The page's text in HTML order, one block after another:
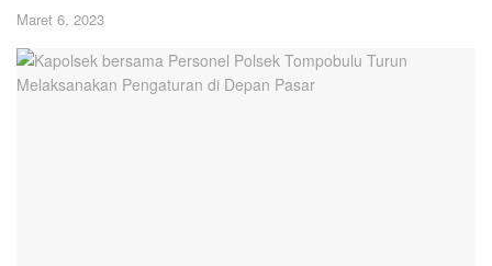
Maret 6, 2023